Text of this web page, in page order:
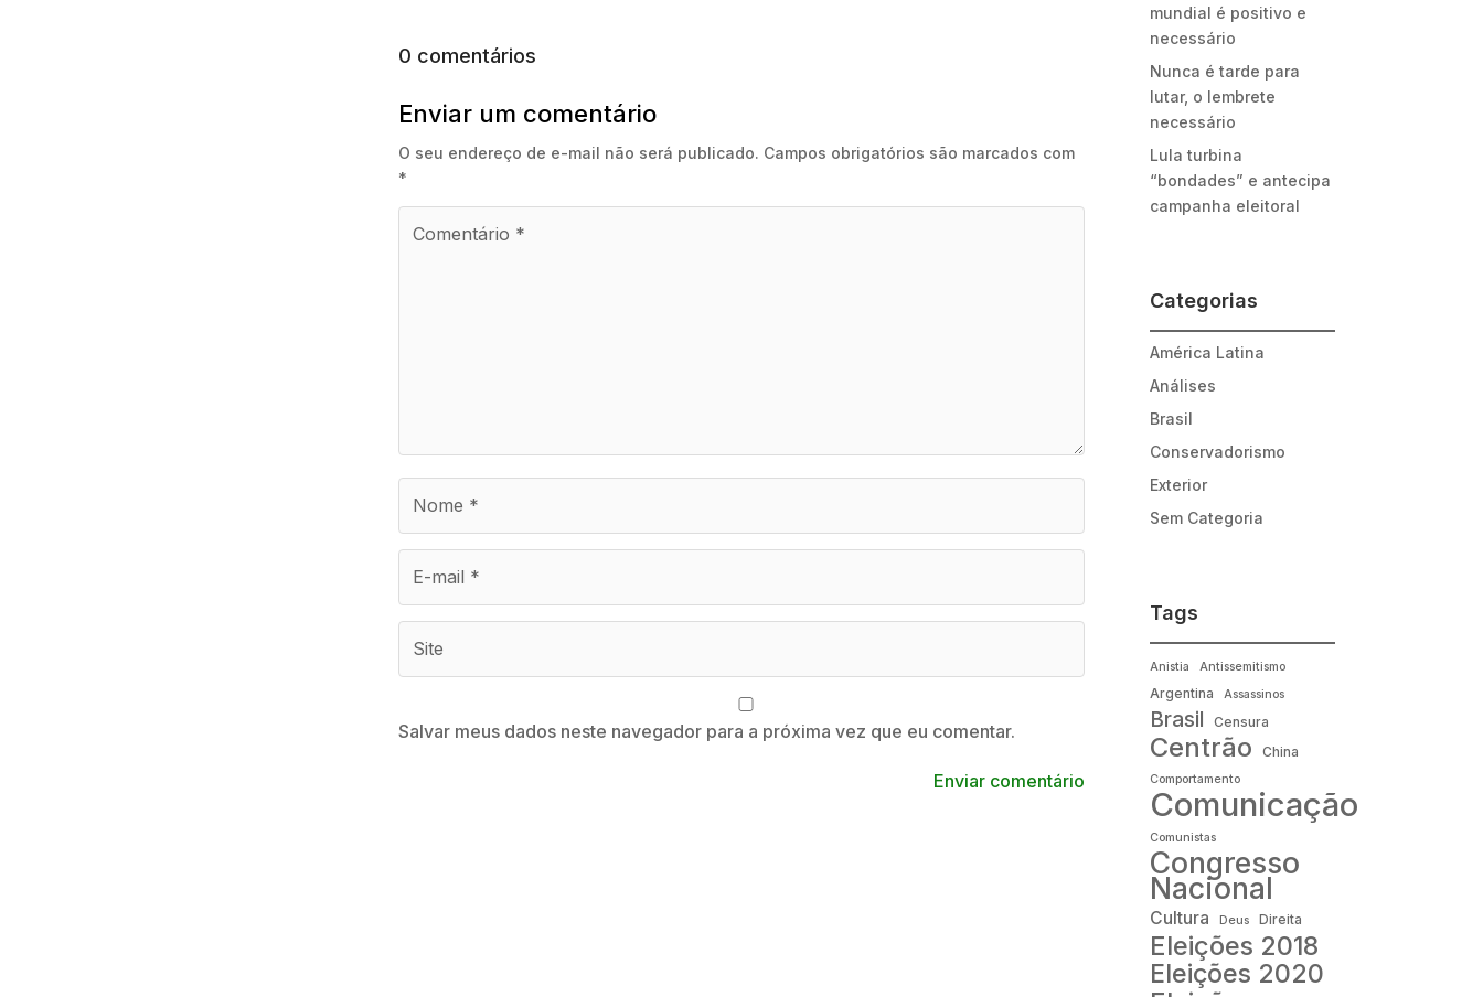
0 comentários
Enviar um comentário
O seu endereço de e-mail não será publicado. Campos obrigatórios são marcados com
*
Salvar meus dados neste navegador para a próxima vez que eu comentar.
Enviar comentário
mundial é positivo e
necessário
Nunca é tarde para
lutar, o lembrete
necessário
Lula turbina
“bondades” e antecipa
campanha eleitoral
Categorias
América Latina
Análises
Brasil
Conservadorismo
Exterior
Sem Categoria
Tags
Anistia Antissemitismo
Argentina Assassinos
Brasil Censura
Centrão China
Comportamento
Comunicação
Comunistas
Congresso
Nacional
Cultura Deus Direita
Eleições 2018
Eleições 2020